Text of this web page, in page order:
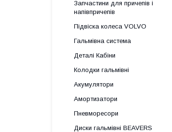
Запчастини для причепів і
напівпричепів
Підвіска колеса VOLVO
Гальмівна система
Деталі Кабіни
Колодки гальмівні
Акумулятори
Амортизатори
Пневморесори
Диски гальмівні BEAVERS